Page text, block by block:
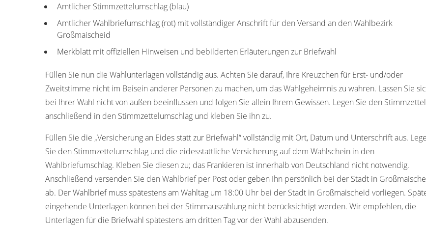
Amtlicher Stimmzettelumschlag (blau)
Amtlicher Wahlbriefumschlag (rot) mit vollständiger Anschrift für den Versand an den Wahlbezirk
Großmaischeid
Merkblatt mit offiziellen Hinweisen und bebilderten Erläuterungen zur Briefwahl
Füllen Sie nun die Wahlunterlagen vollständig aus. Achten Sie darauf, Ihre Kreuzchen für Erst- und/oder
Zweitstimme nicht im Beisein anderer Personen zu machen, um das Wahlgeheimnis zu wahren. Lassen Sie
bei Ihrer Wahl nicht von außen beeinflussen und folgen Sie allein Ihrem Gewissen. Legen Sie den Stimmzettel
anschließend in den Stimmzettelumschlag und kleben Sie ihn zu.
Füllen Sie die „Versicherung an Eides statt zur Briefwahl“ vollständig mit Ort, Datum und Unterschrift aus.
Sie den Stimmzettelumschlag und die eidesstattliche Versicherung auf dem Wahlschein in den
Wahlbriefumschlag. Kleben Sie diesen zu; das Frankieren ist innerhalb von Deutschland nicht notwendig.
Anschließend versenden Sie den Wahlbrief per Post oder geben Ihn persönlich bei der Stadt in
ab. Der Wahlbrief muss spätestens am Wahltag um 18:00 Uhr bei der Stadt in Großmaischeid vorliegen.
eingehende Unterlagen können bei der Stimmauszählung nicht berücksichtigt werden. Wir empfehlen, die
Unterlagen für die Briefwahl spätestens am dritten Tag vor der Wahl abzusenden.